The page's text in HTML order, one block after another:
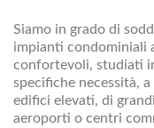
Siamo in grado di
impianti condominiali
confortevoli, studiati
specifiche necessità,
edifici elevati, di
aeroporti o centri